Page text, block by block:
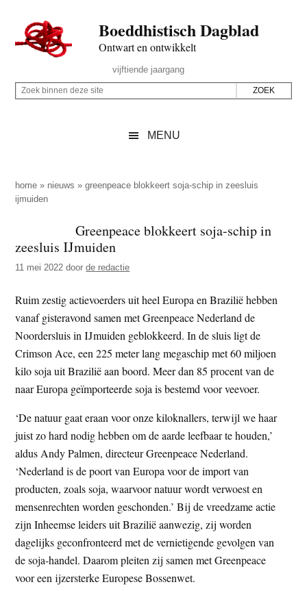
naar
de
inhoud
secondary
naar
de
sidebar
naar
de
Boeddhistisch Dagblad
Ontwart en ontwikkelt
Rechts
vijftiende jaargang
Z
p
d
z
e
i
t
e
Z
i
n
n
d
z
e
s
i
t
e
MENU
home » nieuws »greenpeace blokkeert soja-schip in zeesluis
ijmuiden
Greenpeace blokkeert soja-schip in
zeesluis IJmuiden
11 mei 2022 doorde redactie
Ruim zestig actievoerders uit heel Europa en Brazilië hebben
vanaf gisteravond samen met Greenpeace Nederland de
Noordersluis in IJmuiden geblokkeerd. In de sluis ligt de
Crimson Ace, een 225 meter lang megaschip met 60 miljoen
kilo soja uit Brazilië aan boord. Meer dan 85 procent van de
naar Europa geïmporteerde soja is bestemd voor veevoer.
‘De natuur gaat eraan voor onze kiloknallers, terwijl we haar
juist zo hard nodig hebben om de aarde leefbaar te houden,’
aldus Andy Palmen, directeur Greenpeace Nederland.
‘Nederland is de poort van Europa voor de import van
producten, zoals soja, waarvoor natuur wordt verwoest en
mensenrechten worden geschonden.’ Bij de vreedzame actie
zijn Inheemse leiders uit Brazilië aanwezig, zij worden
dagelijks geconfronteerd met de vernietigende gevolgen van
de soja-handel. Daarom pleiten zij samen met Greenpeace
voor een ijzersterke Europese Bossenwet.